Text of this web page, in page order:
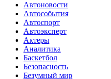
Автоновости
Автособытия
Автоспорт
Автоэксперт
Актеры
Аналитика
Баскетбол
Безопасность
Безумный мир